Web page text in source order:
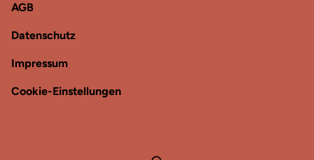
AGB
Datenschutz
Impressum
Cookie-Einstellungen